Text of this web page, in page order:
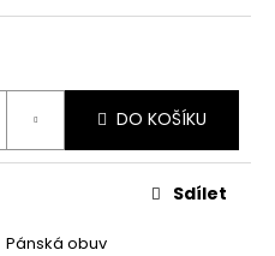
DO KOŠÍKU
Pánská obuv
Sdílet